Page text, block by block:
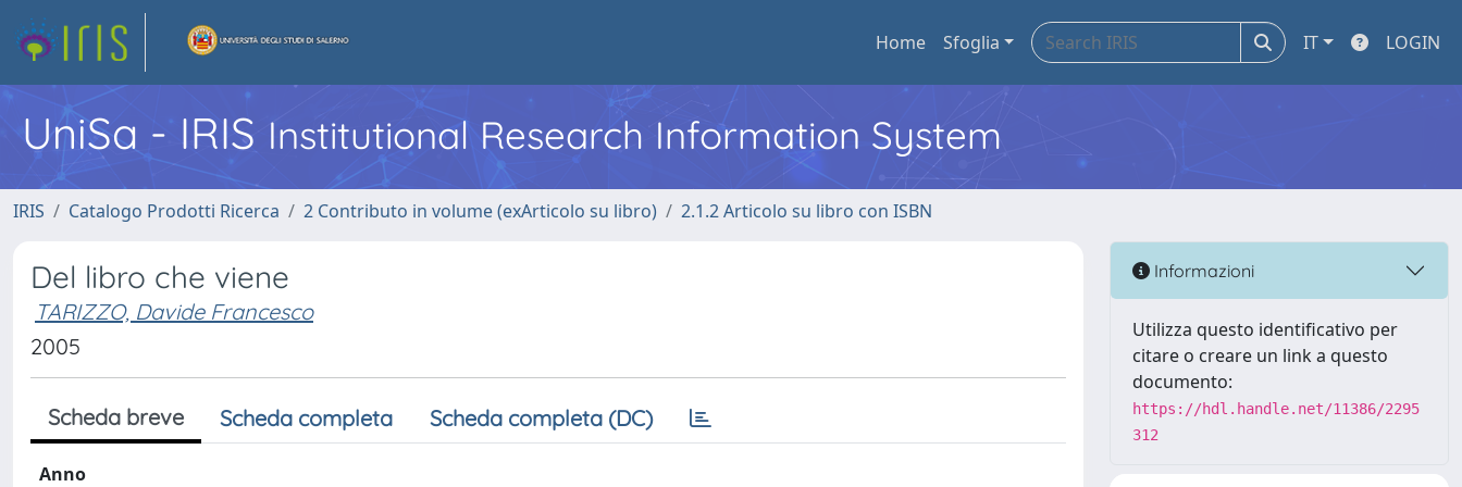
Home Sfoglia IT LOGIN
UniSa - IRIS Institutional Research Information System
IRIS Catalogo Prodotti Ricerca 2 Contributo in volume (exArticolo su libro) 2.1.2 Articolo su libro con ISBN
Del libro che viene
TARIZZO, Davide Francesco
2005
Scheda breve Scheda completa Scheda completa (DC)
Anno
Informazioni
Utilizza questo identificativo per
citare o creare un link a questo
documento:
https://hdl.handle.net/11386/2295
312